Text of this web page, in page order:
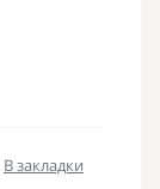
В закладки